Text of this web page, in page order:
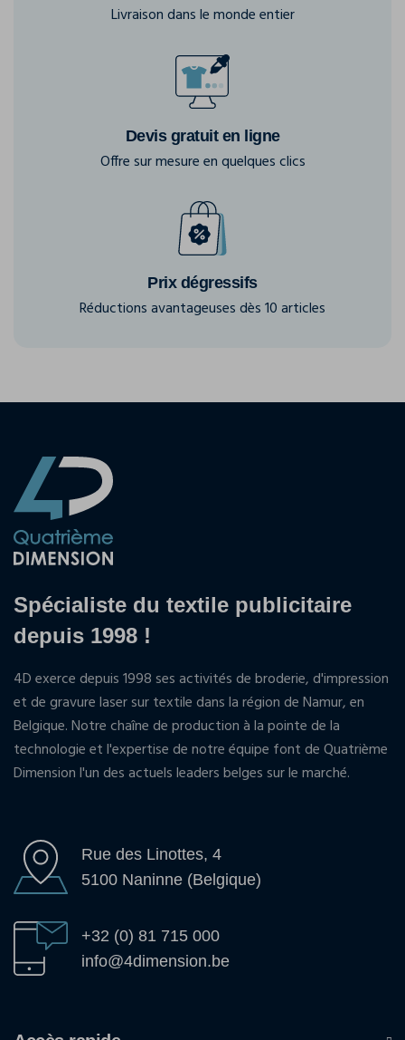
Livraison dans le monde entier
Devis gratuit en ligne
Offre sur mesure en quelques clics
Prix dégressifs
Réductions avantageuses dès 10 articles
Spécialiste du textile publicitaire
depuis 1998 !
4D exerce depuis 1998 ses activités de broderie, d'impression
et de gravure laser sur textile dans la région de Namur, en
Belgique. Notre chaîne de production à la pointe de la
technologie et l'expertise de notre équipe font de Quatrième
Dimension l'un des actuels leaders belges sur le marché.
Rue des Linottes, 4
5100 Naninne (Belgique)
+32 (0) 81 715 000
info@4dimension.be